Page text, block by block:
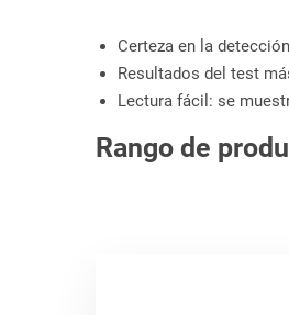
Certeza en la
Resultados del test
Lectura fácil: se
Rango de